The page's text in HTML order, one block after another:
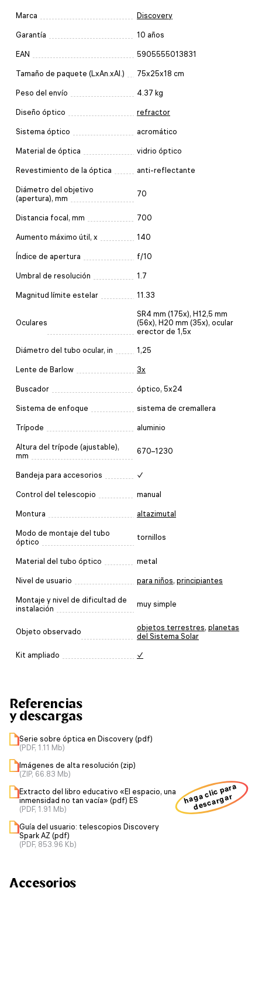
Marca Discovery
Garantía 10 años
EAN 5905555013831
Tamaño de paquete (LxAn.xAl.) 75x25x18 cm
Peso del envío 4.37 kg
Diseño óptico refractor
Sistema óptico acromático
Material de óptica vidrio óptico
Revestimiento de la óptica anti-reflectante
Diámetro del objetivo
(apertura), mm
70
Distancia focal, mm 700
Aumento máximo útil, x 140
Índice de apertura f/10
Umbral de resolución 1.7
Magnitud límite estelar 11.33
Oculares
SR4 mm (175x), H12,5 mm
(56x), H20 mm (35x), ocular
erector de 1,5x
Diámetro del tubo ocular, in 1,25
Lente de Barlow 3x
Buscador óptico, 5x24
Sistema de enfoque sistema de cremallera
Trípode aluminio
Altura del trípode (ajustable),
mm
670–1230
Bandeja para accesorios ✓
Control del telescopio manual
Montura altazimutal
Modo de montaje del tubo
óptico
tornillos
Material del tubo óptico metal
Nivel de usuario para niños, principiantes
Montaje y nivel de dificultad de
instalación
muy simple
Objeto observado objetos terrestres, planetas
del Sistema Solar
Kit ampliado ✓
Referencias
y descargas
Serie sobre óptica en Discovery (pdf)
(PDF, 1.11 Mb)
Imágenes de alta resolución (zip)
(ZIP, 66.83 Mb)
Extracto del libro educativo «El espacio, una
inmensidad no tan vacía» (pdf) ES
(PDF, 1.91 Mb)
Guía del usuario: telescopios Discovery
Spark AZ (pdf)
(PDF, 853.96 Kb)
haga clic para
descargar
Accesorios